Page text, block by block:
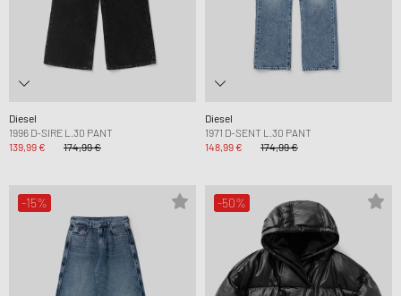
Diesel
1996 D-SIRE L.30 PANT
139,99 €
174,99 €
Diesel
1971 D-SENT L.30 PANT
148,99 €
174,99 €
-15% -50%